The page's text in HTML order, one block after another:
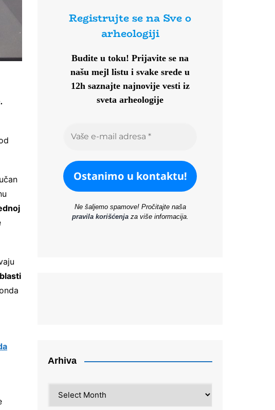
Registrujte se na Sve o
arheologiji
Budite u toku! Prijavite se na
našu mejl listu i svake srede u
12h saznajte najnovije vesti iz
sveta arheologije
Ne šaljemo spamove! Pročitajte naša
pravila korišćenjaza više informacija.
Arhiva